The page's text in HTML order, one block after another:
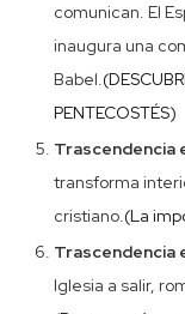
comunican. El
inaugura una
Babel.
PENTECOSTÉS)
Trascendencia
transforma
cristiano.(La
Trascendencia
Iglesia a salir,